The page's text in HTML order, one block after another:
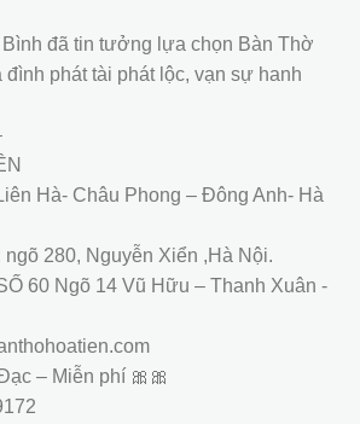
đã tin tưởng lựa chọn Bàn Thờ
đình phát tài phát lộc, vạn sự hanh
Hà- Châu Phong – Đông Anh- Hà
280, Nguyễn Xiển ,Hà Nội.
60 Ngõ 14 Vũ Hữu – Thanh Xuân -
– Miễn phí 🎀🎀